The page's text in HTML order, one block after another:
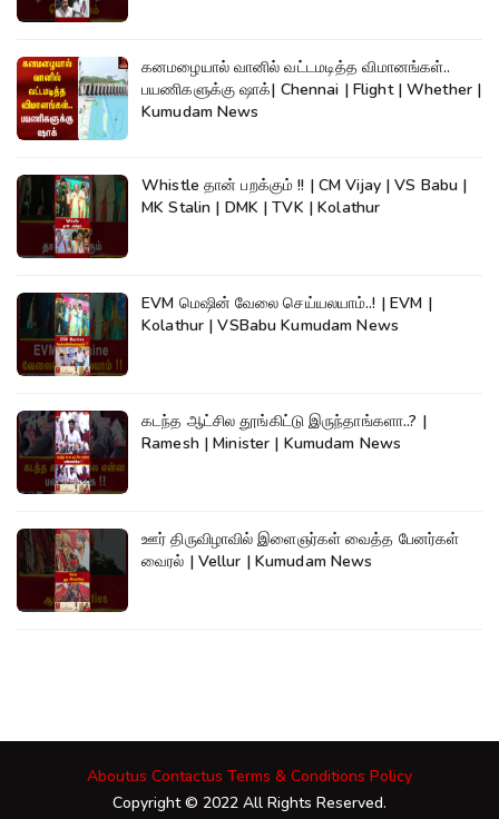
கனமழையால் வானில் வட்டமடித்த விமானங்கள்..
பயணிகளுக்கு ஷாக்| Chennai | Flight | Whether |
Kumudam News
Whistle தான் பறக்கும் !! | CM Vijay | VS Babu |
MK Stalin | DMK | TVK | Kolathur
EVM மெஷின் வேலை செய்யலயாம்..! | EVM |
Kolathur | VSBabu Kumudam News
கடந்த ஆட்சில தூங்கிட்டு இருந்தாங்களா..? |
Ramesh | Minister | Kumudam News
ஊர் திருவிழாவில் இளைஞர்கள் வைத்த பேனர்கள்
வைரல் | Vellur | Kumudam News
Aboutus Contactus Terms & Conditions Policy
Copyright © 2022 All Rights Reserved.